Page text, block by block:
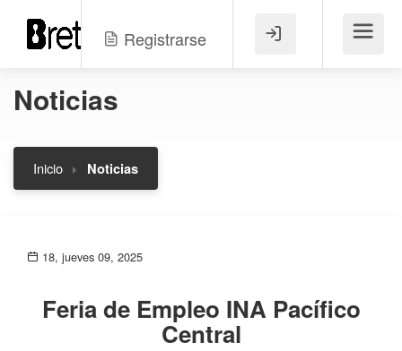
Registrarse Menú
Noticias
Inicio Noticias
18, jueves 09, 2025
Feria de Empleo INA Pacífico
Central